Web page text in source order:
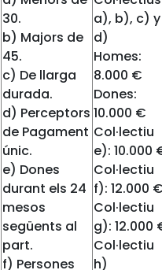
30.
b) Majors de
45.
c) De llarga
durada.
d) Perceptors
de Pagament
únic.
e) Dones
durant els 24
mesos
següents al
part.
f) Persones
a), b), c) y
d)
Homes:
8.000 €
Dones:
10.000 €
Col·lectiu
e): 10.000
Col·lectiu
f): 12.000
Col·lectiu
g): 12.000
Col·lectiu
h)